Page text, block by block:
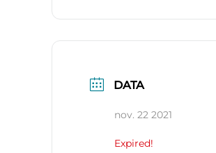
DATA
nov. 22 2021
Expired!